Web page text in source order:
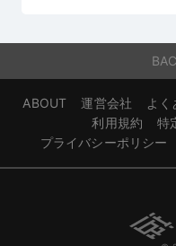
ABOUT 運営会社 よく
利用規約
特
プライバシーポリシー